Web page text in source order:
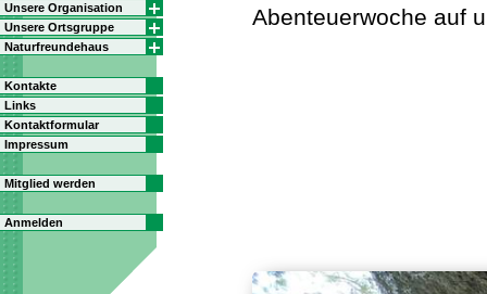
Unsere Organisation
Unsere Ortsgruppe
Naturfreundehaus
Kontakte
Links
Kontaktformular
Impressum
Mitglied werden
Anmelden
Abenteuerwoche auf